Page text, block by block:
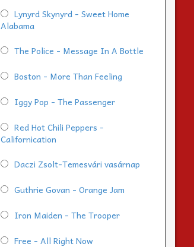
Lynyrd Skynyrd - Sweet Home
Alabama
The Police - Message In A Bottle
Boston - More Than Feeling
Iggy Pop - The Passenger
Red Hot Chili Peppers -
Californication
Daczi Zsolt-Temesvári vasárnap
Guthrie Govan - Orange Jam
Iron Maiden - The Trooper
Free - All Right Now